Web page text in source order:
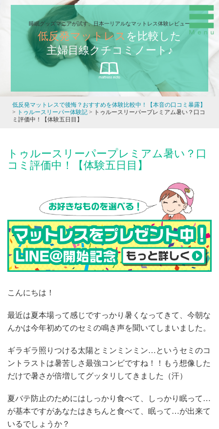
睡眠グッズマニアが試す、日本一リアルなマットレス体験レビュー
低反発マットレス を比較した
主婦目線クチコミノート♪
低反発マットレスで後悔？おすすめを体験比較中！【本音の口コミ暴露】
> トゥルースリーパー体験記 > トゥルースリーパープレミアム暑い？口コ
ミ評価中！【体験五日目】
トゥルースリーパープレミアム暑い？口
コミ評価中！【体験五日目】
こんにちは！
最近は夏本場って感じですっかり暑くなってきて、今朝な
んかは今年初めてのセミの鳴き声を聞いてしまいました。
ギラギラ照りつける太陽とミンミンミン…というセミのコ
ントラストは暑苦しさ最強コンビですね！！もう想像した
だけで暑さが倍増してグッタリしてきました（汗）
夏バテ防止のためにはしっかり食べて、しっかり眠って…
が基本ですがあなたはきちんと食べて、眠って…が出来て
いるでしょうか？